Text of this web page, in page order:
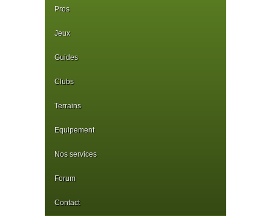
Pros
Jeux
Guides
Clubs
Terrains
Equipement
Nos services
Forum
Contact